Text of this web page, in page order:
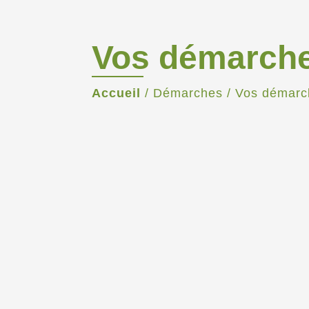
Vos
Accueil / Démarches / Vos